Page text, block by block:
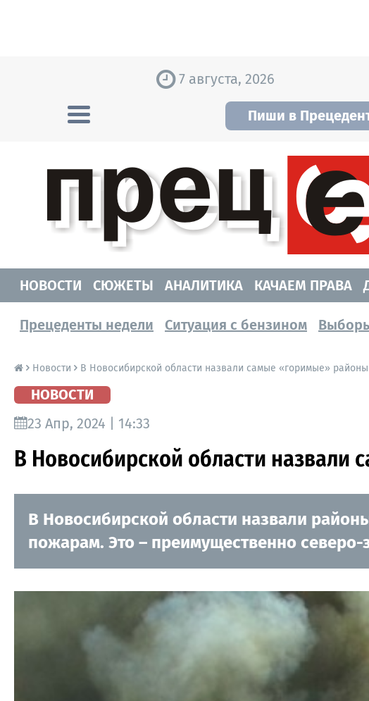
7 августа, 2026
Пиши в
НОВОСТИ
СЮЖЕТЫ АНАЛИТИКА КАЧАЕМ ПРАВА
Прецеденты недели Ситуация с бензином
Новости В Новосибирской области назвали самые «горимые» районы
НОВОСТИ
23 Апр, 2024 | 14:33
В Новосибирской области
В Новосибирской области назвали
пожарам. Это – преимущественно северо-